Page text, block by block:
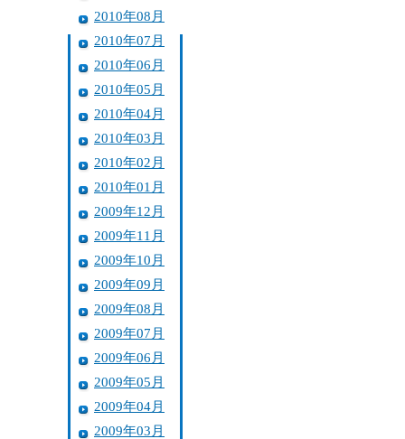
2010年08月
2010年07月
2010年06月
2010年05月
2010年04月
2010年03月
2010年02月
2010年01月
2009年12月
2009年11月
2009年10月
2009年09月
2009年08月
2009年07月
2009年06月
2009年05月
2009年04月
2009年03月